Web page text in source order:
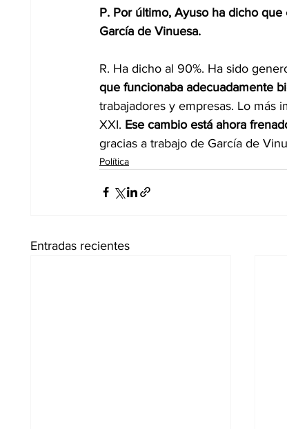
P. Por último, Ayuso ha dicho
García de Vinuesa.
R. Ha dicho al 90%. Ha sido
que funcionaba adecuadamente
trabajadores y empresas. Lo más
XXI. Ese cambio está ahora
gracias a trabajo de García de
Política
Entradas recientes